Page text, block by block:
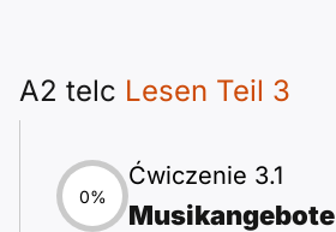
A2 telc Lesen Teil 3
0%
Ćwiczenie 3.1
Musikangebote